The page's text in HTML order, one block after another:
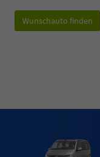
Wunschauto finden